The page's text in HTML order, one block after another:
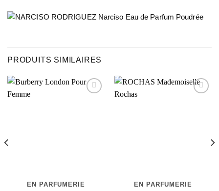
PRODUITS SIMILAIRES
EN PARFUMERIE EN PARFUMERIE